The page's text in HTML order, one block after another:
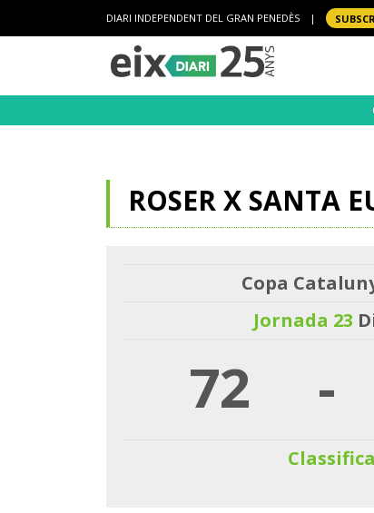
DIARI INDEPENDENT DEL GRAN PENEDÈS |
ROSER X SANTA
Copa
Jornada 23
72 -